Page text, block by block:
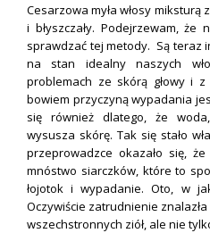
Cesarzowa myła włosy miksturą
i błyszczały. Podejrzewam, że
sprawdzać tej metody. Są teraz
na stan idealny naszych
problemach ze skórą głowy i z
bowiem przyczyną wypadania
się również dlatego, że
wysusza skórę. Tak się stało
przeprowadzce okazało się,
mnóstwo siarczków, które to
łojotok i wypadanie. Oto, w
Oczywiście zatrudnienie znalazła
wszechstronnych ziół, ale nie